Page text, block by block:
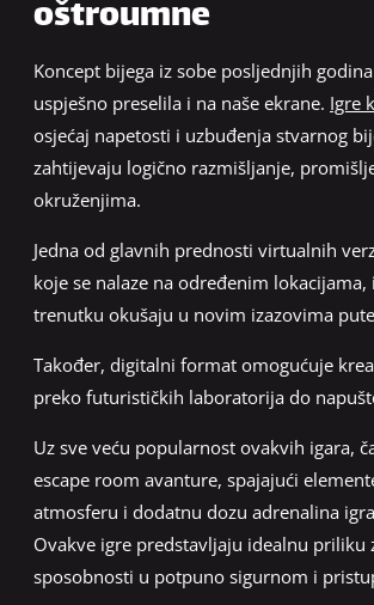
oštroumne
Koncept bijega iz sobe posljednjih
uspješno preselila i na naše ekrane. Igre
osjećaj napetosti i uzbuđenja stvarnog
zahtijevaju logično razmišljanje,
okruženjima.
Jedna od glavnih prednosti virtualnih
koje se nalaze na određenim
trenutku okušaju u novim izazovima
Također, digitalni format omogućuje
preko futurističkih laboratorija do
Uz sve veću popularnost ovakvih igara,
escape room avanture, spajajući
atmosferu i dodatnu dozu adrenalina
Ovakve igre predstavljaju idealnu priliku
sposobnosti u potpuno sigurnom i